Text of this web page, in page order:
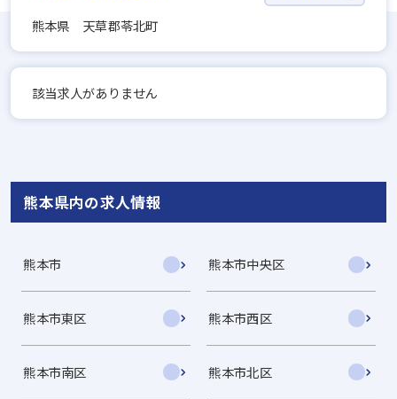
熊本県 天草郡苓北町
該当求人がありません
熊本県内の求人情報
熊本市 熊本市中央区
熊本市東区 熊本市西区
熊本市南区 熊本市北区